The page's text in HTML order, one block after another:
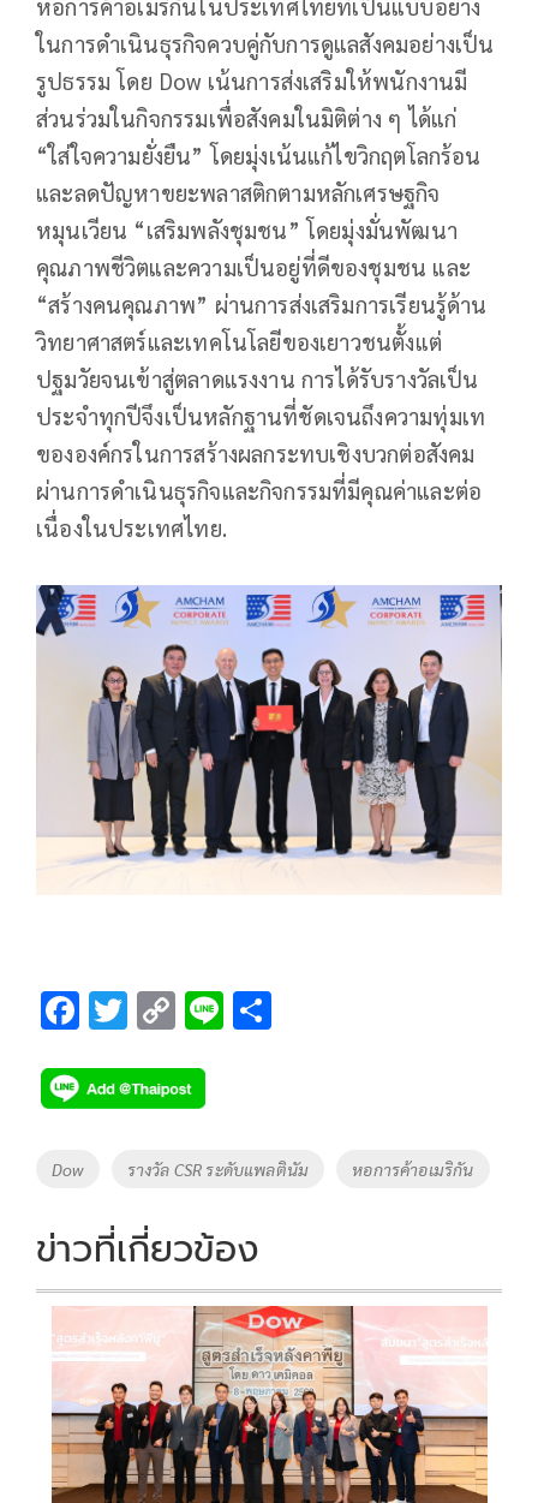
ในการดำเนินธุรกิจควบคู่กับการดูแลสังคมอย่างเป็น
รูปธรรม โดย Dow เน้นการส่งเสริมให้พนักงานมี
ส่วนร่วมในกิจกรรมเพื่อสังคมในมิติต่าง ๆ ได้แก่
“ใส่ใจความยั่งยืน” โดยมุ่งเน้นแก้ไขวิกฤตโลกร้อน
และลดปัญหาขยะพลาสติกตามหลักเศรษฐกิจ
หมุนเวียน “เสริมพลังชุมชน” โดยมุ่งมั่นพัฒนา
คุณภาพชีวิตและความเป็นอยู่ที่ดีของชุมชน และ
“สร้างคนคุณภาพ” ผ่านการส่งเสริมการเรียนรู้ด้าน
วิทยาศาสตร์และเทคโนโลยีของเยาวชนตั้งแต่
ปฐมวัยจนเข้าสู่ตลาดแรงงาน การได้รับรางวัลเป็น
ประจำทุกปีจึงเป็นหลักฐานที่ชัดเจนถึงความทุ่มเท
ขององค์กรในการสร้างผลกระทบเชิงบวกต่อสังคม
ผ่านการดำเนินธุรกิจและกิจกรรมที่มีคุณค่าและต่อ
เนื่องในประเทศไทย.
F
e
b
o
k
T
tt
er
C
p
y
Li
k
Li
Tags
Dow รางวัล CSR ระดับแพลตินัม หอการค้าอเมริกัน
ข่าวที่เกี่ยวข้อง